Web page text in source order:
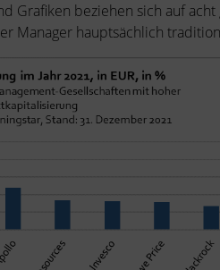
Grafiken beziehen sich auf
Manager hauptsächlich